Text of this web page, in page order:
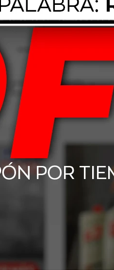
205/55 R16 91V Dunlop
139,00
175/70 R14 88T Dunlop R1 BR